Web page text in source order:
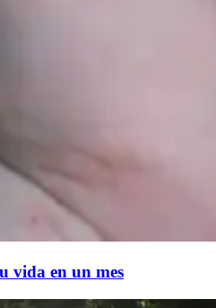
vida en un mes